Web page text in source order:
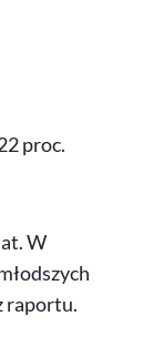
proc.
W
raportu.